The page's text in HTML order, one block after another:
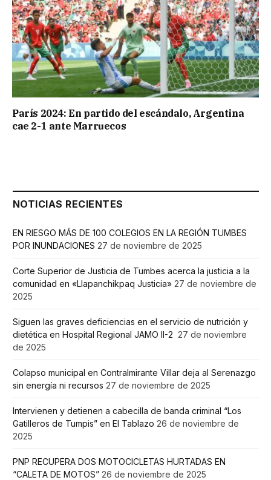
París 2024: En partido del escándalo, Argentina
cae 2-1 ante Marruecos
NOTICIAS RECIENTES
EN RIESGO MÁS DE 100 COLEGIOS EN LA REGIÓN TUMBES
POR INUNDACIONES 27 de noviembre de 2025
Corte Superior de Justicia de Tumbes acerca la justicia a la
comunidad en «Llapanchikpaq Justicia» 27 de noviembre de
2025
Siguen las graves deficiencias en el servicio de nutrición y
dietética en Hospital Regional JAMO II-2 27 de noviembre
de 2025
Colapso municipal en Contralmirante Villar deja al Serenazgo
sin energía ni recursos 27 de noviembre de 2025
Intervienen y detienen a cabecilla de banda criminal “Los
Gatilleros de Tumpis” en El Tablazo 26 de noviembre de
2025
PNP RECUPERA DOS MOTOCICLETAS HURTADAS EN
“CALETA DE MOTOS” 26 de noviembre de 2025